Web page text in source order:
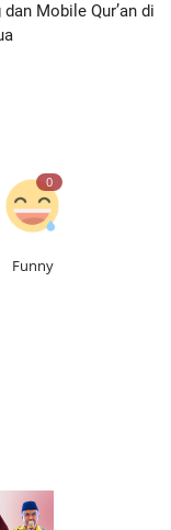
Mobile Qur’an di
0
Funny